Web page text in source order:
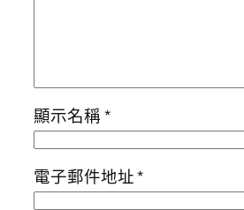
顯示名稱*
電子郵件地址*